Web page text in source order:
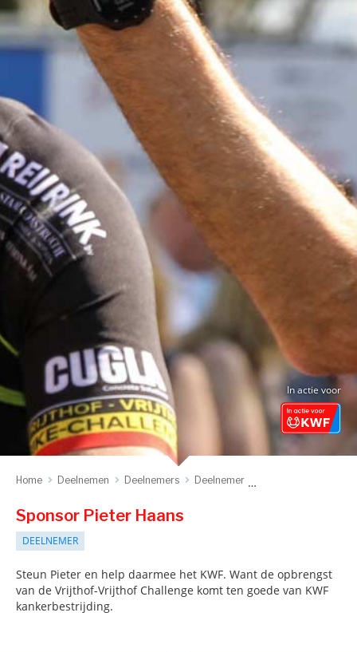
In actie voor
Home Deelnemen Deelnemers Deelnemer
Sponsor Pieter Haans
DEELNEMER
Steun Pieter en help daarmee het KWF. Want de opbrengst
van de Vrijthof-Vrijthof Challenge komt ten goede van KWF
kankerbestrijding.